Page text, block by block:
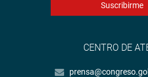
Suscribirme
CENTRO DE